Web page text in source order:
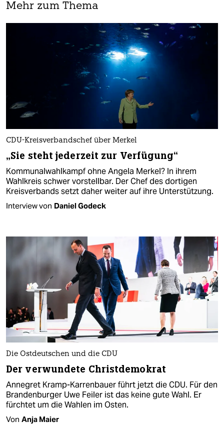
Mehr zum Thema
CDU-Kreisverbandschef über Merkel
„Sie steht jederzeit zur Verfügung“
Kommunalwahlkampf ohne Angela Merkel? In ihrem
Wahlkreis schwer vorstellbar. Der Chef des dortigen
Kreisverbands setzt daher weiter auf ihre Unterstützung.
Interview von Daniel Godeck
Die Ostdeutschen und die CDU
Der verwundete Christdemokrat
Annegret Kramp-Karrenbauer führt jetzt die CDU. Für den
Brandenburger Uwe Feiler ist das keine gute Wahl. Er
fürchtet um die Wahlen im Osten.
Von Anja Maier